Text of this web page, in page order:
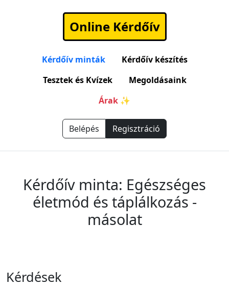
Online Kérdőív
Kérdőív minták
Kérdőív készítés
Tesztek és Kvízek
Megoldásaink
Árak ✨
Belépés Regisztráció
Kérdőív minta: Egészséges
életmód és táplálkozás -
másolat
Kérdések